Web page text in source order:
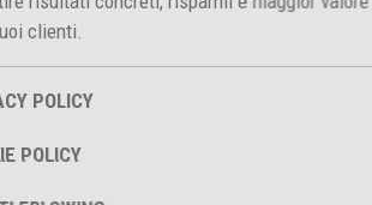
clienti.
POLICY
POLICY